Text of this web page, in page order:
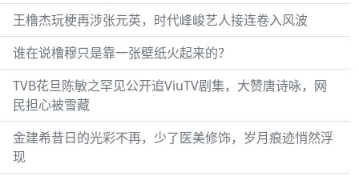
王橹杰玩梗再涉张元英，时代峰峻艺人接连卷入风波
谁在说橹穆只是靠一张壁纸火起来的？
TVB花旦陈敏之罕见公开追ViuTV剧集，大赞唐诗咏，网
民担心被雪藏
金建希昔日的光彩不再，少了医美修饰，岁月痕迹悄然浮
现